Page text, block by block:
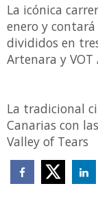
La icónica
enero y
divididos en
Artenara y VOT
La tradicional
Canarias con
Valley of Tears